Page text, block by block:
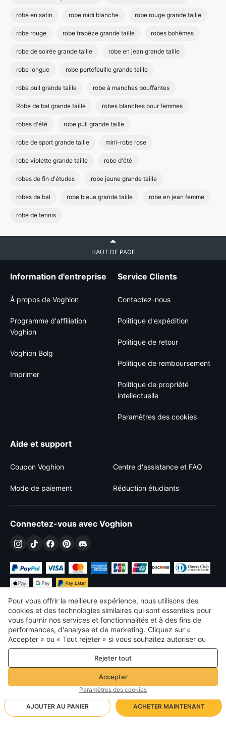
robe en satin robe midi blanche robe rouge grande taille
robe rouge robe trapèze grande taille robes bohèmes
robe de soirée grande taille robe en jean grande taille
robe longue robe portefeuille grande taille
robe pull grande taille robe à manches bouffantes
Robe de bal grande taille robes blanches pour femmes
robes d'été robe pull grande taille
robe de sport grande taille mini-robe rose
robe violette grande taille robe d'été
robes de fin d'études robe jaune grande taille
robes de bal robe bleue grande taille robe en jean femme
robe de tennis
AJOUTER AU PANIER ACHETER MAINTENANT
HAUT DE PAGE
Information d'entreprise
À propos de Voghion
Programme d'affiliation
Voghion
Voghion Bolg
Imprimer
Service Clients
Contactez-nous
Politique d'expédition
Politique de retour
Politique de remboursement
Politique de propriété
intellectuelle
Paramètres des cookies
Aide et support
Coupon Voghion Centre d'assistance et FAQ
Mode de paiement Réduction étudiants
Connectez-vous avec Voghion
€ EUR France
©2026 Voghion
termes et conditions
Politique de confidentialité et de cookies
Règles communautaires
Pour vous offrir la meilleure expérience, nous utilisons des
cookies et des technologies similaires qui sont essentiels pour
vous fournir nos services et fonctionnalités et à des fins de
performances, d'analyse et de marketing. Cliquez sur «
Accepter » ou « Tout rejeter » si vous souhaitez autoriser ou
refuser tout. cookies à des fins de performance, d’analyse et
de marketing. Pour plus de détails, consultez notre
confidentialité et de cookies
Rejeter tout
Accepter
Paramètres des cookies